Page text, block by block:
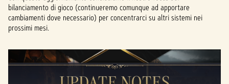
bilanciamento di gioco (continueremo comunque ad apportare
cambiamenti dove necessario) per concentrarci su altri sistemi nei
prossimi mesi.